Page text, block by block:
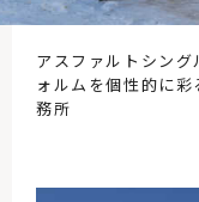
アスファルトシン
ォルムを個性的に
務所